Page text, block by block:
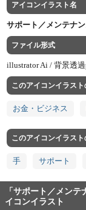
アイコンイラスト名
サポート／メンテナ
ファイル形式
illustrator Ai /背景透
このアイコンイラスト
お金・ビジネス
このアイコンイラス
手 サポート
「サポート／メン
イコンイラスト